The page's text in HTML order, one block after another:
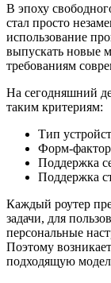
В эпоху
стал просто
использование
выпускать новые
требованиям
На сегодняшний
таким критериям:
Тип
Форм-
Поддержка
Поддержка
Каждый роутер
задачи, для
персональные
Поэтому
подходящую